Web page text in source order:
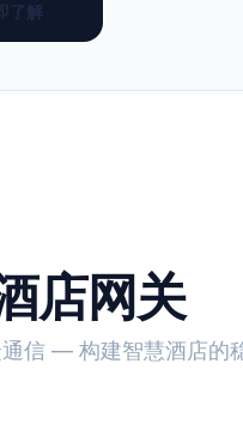
了解
店网关
信 — 构建智慧酒店的